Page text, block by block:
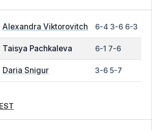
Alexandra Viktorovitch 6-4 3-6 6-3
Taisya Pachkaleva 6-1 7-6
Daria Snigur 3-6 5-7